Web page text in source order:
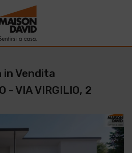
in Vendita
- VIA VIRGILIO, 2